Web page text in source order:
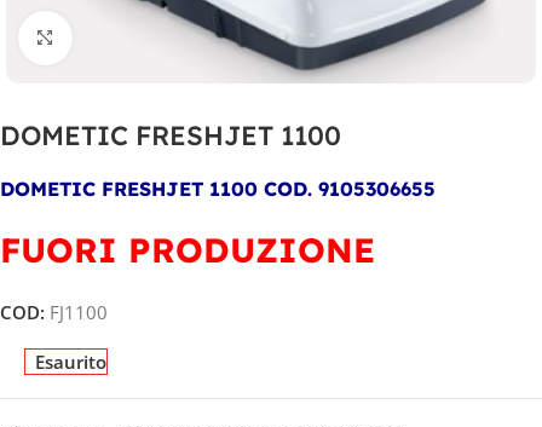
Clicca per ingrandire
DOMETIC FRESHJET 1100
DOMETIC FRESHJET 1100 COD. 9105306655
FUORI PRODUZIONE
COD: FJ1100
Esaurito